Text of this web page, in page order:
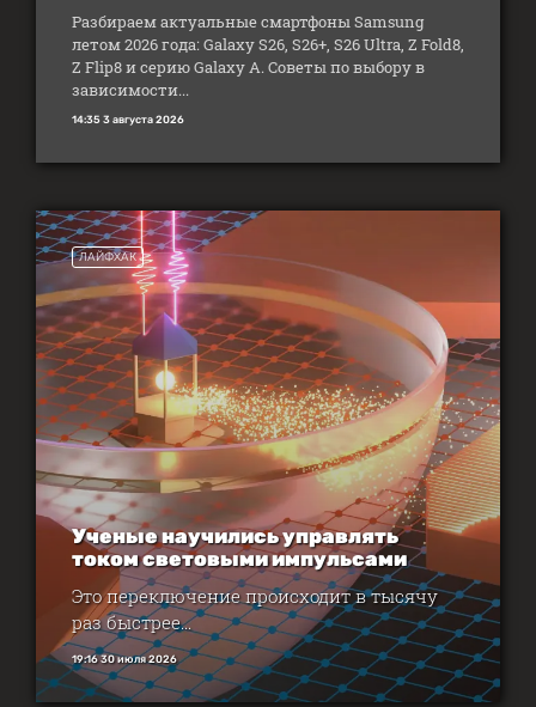
Разбираем актуальные смартфоны Samsung
летом 2026 года: Galaxy S26, S26+, S26 Ultra, Z Fold8,
Z Flip8 и серию Galaxy A. Советы по выбору в
зависимости...
14:35 3 августа 2026
ЛАЙФХАК
Ученые научились управлять
током световыми импульсами
Это переключение происходит в тысячу
раз быстрее...
19:16 30 июля 2026